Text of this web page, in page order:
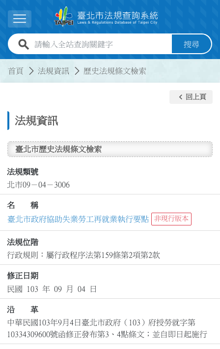
展開選單
全站查詢關鍵字欄位 搜尋
首頁 法規資訊 歷史法規條文檢索
法規資訊
keyboard_arrow_left 回上頁
臺北市歷史法規條文檢索
法規類號
北市09－04－3006
名 稱
臺北市政府協助失業勞工再就業執行要點
非現行版本
法規位階
行政規則：屬行政程序法第159條第2項第2款
修正日期
民國 103 年 09 月 04 日
沿 革
中華民國103年9月4日臺北市政府（103）府授勞就字第
10334309600號函修正發布第3、4點條文；並自即日起施行